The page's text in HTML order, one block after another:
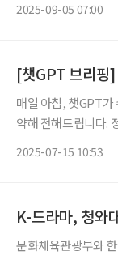
2025-09-05 07:00
[챗GPT 브리핑
매일 아침, 챗GPT가
약해 전해드립니다. 정책,
2025-07-15 10:53
K-드라마, 청와
문화체육관광부와